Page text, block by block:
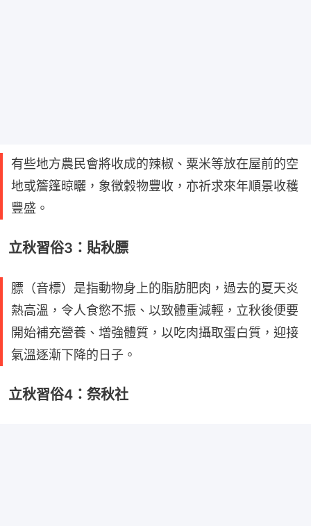
有些地方農民會將收成的辣椒、粟米等放在屋前的空
地或簷篷晾曬，象徵穀物豐收，亦祈求來年順景收穫
豐盛。
立秋習俗3：貼秋膘
膘（音標）是指動物身上的脂肪肥肉，過去的夏天炎
熱高溫，令人食慾不振、以致體重減輕，立秋後便要
開始補充營養、增強體質，以吃肉攝取蛋白質，迎接
氣溫逐漸下降的日子。
立秋習俗4：祭秋社